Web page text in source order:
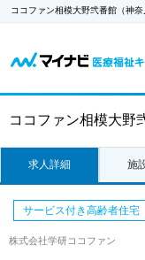
ココファン相模大野弐番館（神
ココファン相模大野
求人詳細 施
サービス付き高齢者住宅
株式会社学研ココファン